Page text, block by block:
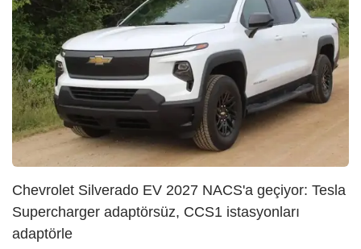
Chevrolet Silverado EV 2027 NACS'a geçiyor: Tesla
Supercharger adaptörsüz, CCS1 istasyonları
adaptörle